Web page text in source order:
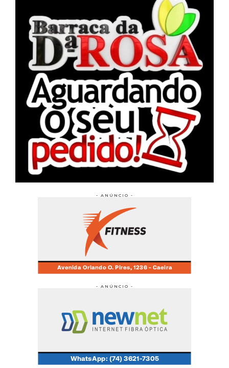
- ANÚNCIO -
- ANÚNCIO -